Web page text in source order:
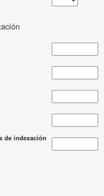
de indexación